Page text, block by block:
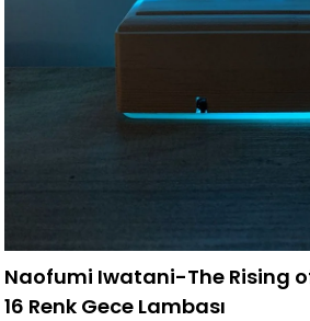
Naofumi Iwatani-The Rising
16 Renk Gece Lambası